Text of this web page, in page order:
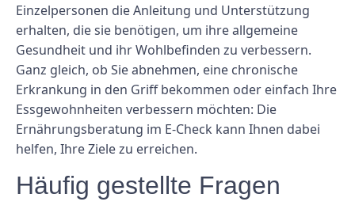
Einzelpersonen die Anleitung und Unterstützung
erhalten, die sie benötigen, um ihre allgemeine
Gesundheit und ihr Wohlbefinden zu verbessern.
Ganz gleich, ob Sie abnehmen, eine chronische
Erkrankung in den Griff bekommen oder einfach Ihre
Essgewohnheiten verbessern möchten: Die
Ernährungsberatung im E-Check kann Ihnen dabei
helfen, Ihre Ziele zu erreichen.
Häufig gestellte Fragen